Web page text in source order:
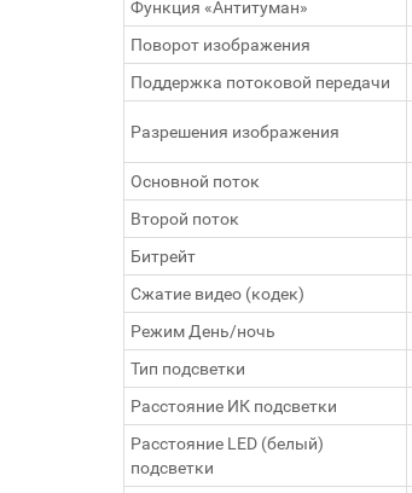
Функция «Антитуман»
Поворот изображения
Поддержка потоковой передачи
Разрешения изображения
Основной поток
Второй поток
Битрейт
Сжатие видео (кодек)
Режим День/ночь
Тип подсветки
Расстояние ИК подсветки
Расстояние LED (белый)
подсветки